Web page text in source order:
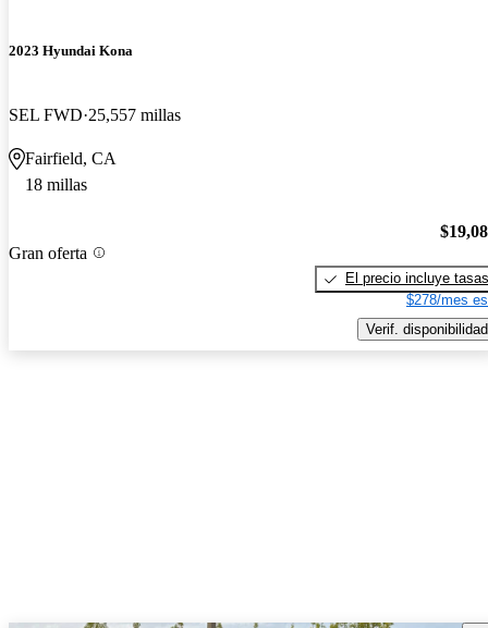
2023 Hyundai Kona
SEL FWD 25,557 millas
Fairfield, CA
18 millas
Gran oferta
El precio incluye tasas
$278/mes
Verif. disponibilidad